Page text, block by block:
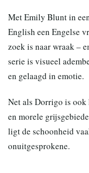
Met Emily Blunt in
English een Engelse
zoek is naar wraak –
serie is visueel
en gelaagd in emotie.
Net als Dorrigo is ook
en morele
ligt de schoonheid
onuitgesprokene.